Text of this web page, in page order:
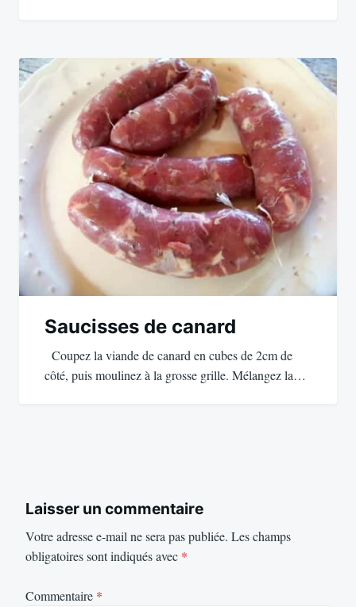
Saucisses de canard
Coupez la viande de canard en cubes de 2cm de
côté, puis moulinez à la grosse grille. Mélangez la…
Laisser un commentaire
Votre adresse e-mail ne sera pas publiée. Les champs
obligatoires sont indiqués avec *
Commentaire *